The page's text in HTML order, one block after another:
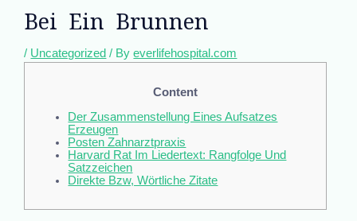
Bei Ein Brunnen
/ Uncategorized / Byeverlifehospital.com
Content
Der Zusammenstellung Eines Aufsatzes
Erzeugen
Posten Zahnarztpraxis
Harvard Rat Im Liedertext: Rangfolge Und
Satzzeichen
Direkte Bzw, Wörtliche Zitate